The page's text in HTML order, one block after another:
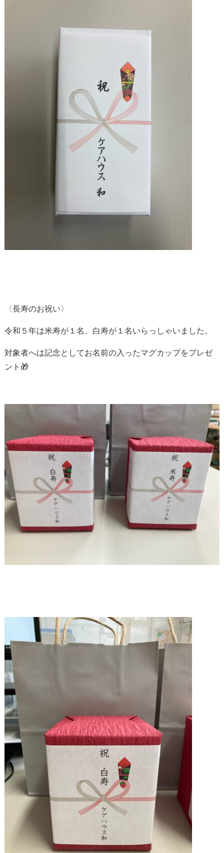
〈長寿のお祝い〉
令和５年は米寿が１名、白寿が１名いらっしゃいました。
対象者へは記念としてお名前の入ったマグカップをプレゼ
ント🎁